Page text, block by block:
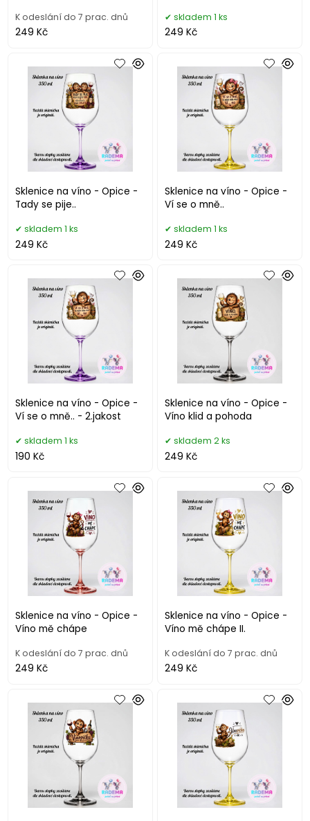
K odeslání do 7 prac. dnů
249 Kč
skladem 1 ks
249 Kč
Sklenice na víno - Opice -
Tady se pije..
skladem 1 ks
249 Kč
Sklenice na víno - Opice -
Ví se o mně..
skladem 1 ks
249 Kč
Sklenice na víno - Opice -
Ví se o mně.. - 2.jakost
skladem 1 ks
190 Kč
Sklenice na víno - Opice -
Víno klid a pohoda
skladem 2 ks
249 Kč
Sklenice na víno - Opice -
Víno mě chápe
K odeslání do 7 prac. dnů
249 Kč
Sklenice na víno - Opice -
Víno mě chápe II.
K odeslání do 7 prac. dnů
249 Kč